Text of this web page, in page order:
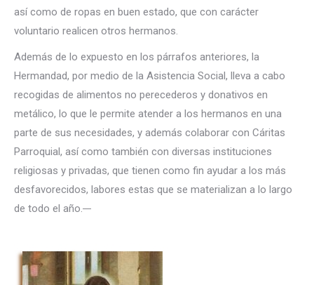
así como de ropas en buen estado, que con carácter
voluntario realicen otros hermanos.
Además de lo expuesto en los párrafos anteriores, la
Hermandad, por medio de la Asistencia Social, lleva a cabo
recogidas de alimentos no perecederos y donativos en
metálico, lo que le permite atender a los hermanos en una
parte de sus necesidades, y además colaborar con Cáritas
Parroquial, así como también con diversas instituciones
religiosas y privadas, que tienen como fin ayudar a los más
desfavorecidos, labores estas que se materializan a lo largo
de todo el año.